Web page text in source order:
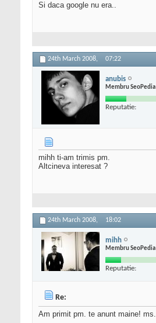
Si daca google nu era..
24th March 2008, 07:22
anubis
Membru SeoPedia
Reputatie:
mihh ti-am trimis pm.
Altcineva interesat ?
24th March 2008, 18:02
mihh
Membru SeoPedia
Reputatie:
Re:
Am primit pm. te anunt maine! ms.